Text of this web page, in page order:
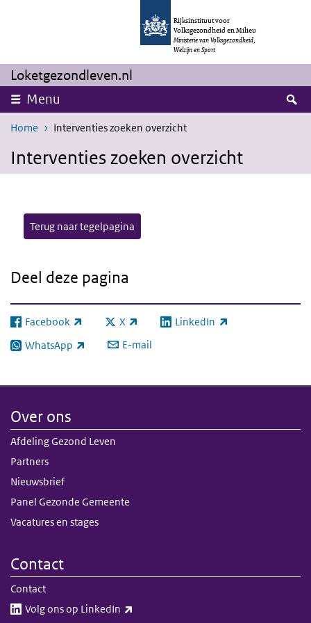
Overslaan en naar de inhoud gaan
Rijksinstituut voor
Volksgezondheid en Milieu
Ministerie van Volksgezondheid,
Welzijn en Sport
Loketgezondleven.nl
Menu
Home Interventies zoeken overzicht
Interventies zoeken overzicht
Terug naar tegelpagina
Deel deze pagina
Facebook
(externe link) X
(externe link) LinkedIn
(externe link)
WhatsApp
(externe link) E-mail
Over ons
Afdeling Gezond Leven
Partners
Nieuwsbrief
Panel Gezonde Gemeente
Vacatures en stages
Contact
Contact
Volg ons op LinkedIn​​